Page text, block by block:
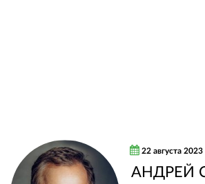
22 августа 2023
АНДРЕЙ